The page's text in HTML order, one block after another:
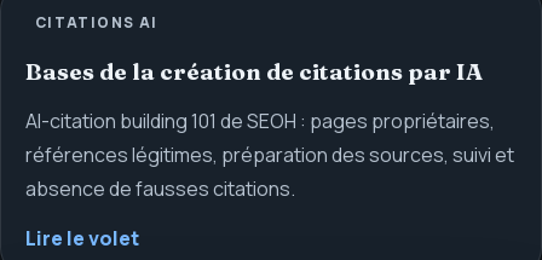
CITATIONS AI
Bases de la création de citations par IA
AI-citation building 101 de SEOH : pages propriétaires,
références légitimes, préparation des sources, suivi et
absence de fausses citations.
Lire le volet